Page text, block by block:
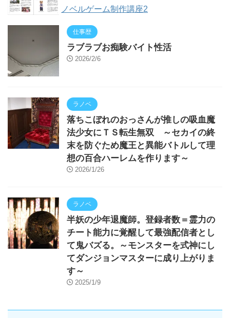
ノベルゲーム制作講座2
仕事歴
ラブラブお痴験バイト性活
2026/2/6
ラノベ
落ちこぼれのおっさんが推しの吸血魔
法少女にＴＳ転生無双 ～セカイの終
末を防ぐため魔王と異能バトルして理
想の百合ハーレムを作ります～
2026/1/26
ラノベ
半妖の少年退魔師。登録者数＝霊力の
チート能力に覚醒して最強配信者とし
て鬼バズる。～モンスターを式神にし
てダンジョンマスターに成り上がりま
す～
2025/1/9